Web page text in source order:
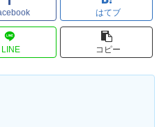
はてブ
LINE コピー